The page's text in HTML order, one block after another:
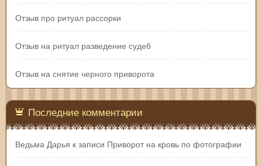
Отзыв про ритуал рассорки
Отзыв на ритуал разведение судеб
Отзыв на снятие черного приворота
Последние комментарии
Ведьма Дарья к записи Приворот на кровь по фотографии